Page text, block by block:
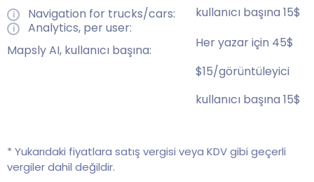
Navigation for trucks/cars:
Analytics, per user:
Mapsly AI, kullanıcı başına:
kullanıcı başına 15$
Her yazar için 45$
$15/görüntüleyici
kullanıcı başına 15$
* Yukarıdaki fiyatlara satış vergisi veya KDV gibi geçerli
vergiler dahil değildir.